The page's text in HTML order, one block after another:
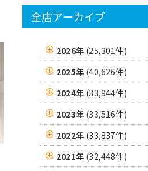
全店アーカイブ
2026年 (25,301件)
2025年 (40,626件)
2024年 (33,944件)
2023年 (33,516件)
2022年 (33,837件)
2021年 (32,448件)